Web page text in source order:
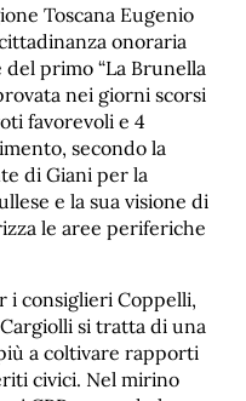
Toscana Eugenio
onoraria
primo “La Brunella
nei giorni scorsi
favorevoli e 4
secondo la
di Giani per la
e la sua visione di
le aree periferiche
i consiglieri Coppelli,
si tratta di una
a coltivare rapporti
civici. Nel mirino